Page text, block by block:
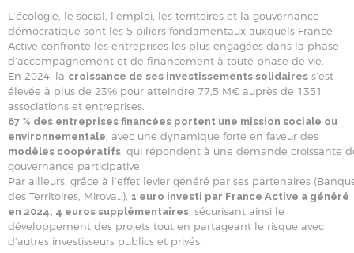
L’écologie, le social, l’emploi, les territoires et la gouvernance
démocratique sont les 5 piliers fondamentaux auxquels France
Active confronte les entreprises les plus engagées dans la phase
d’accompagnement et de financement à toute phase de vie.
En 2024, la croissance de ses investissements solidaires s’est
élevée à plus de 23% pour atteindre 77,5 M€ auprès de 1351
associations et entreprises.
67 % des entreprises financées portent une mission sociale ou
environnementale , avec une dynamique forte en faveur des
modèles coopératifs , qui répondent à une demande croissante
gouvernance participative.
Par ailleurs, grâce à l’effet levier généré par ses partenaires
des Territoires, Mirova…), 1 euro investi par France Active a généré
en 2024, 4 euros supplémentaires , sécurisant ainsi le
développement des projets tout en partageant le risque avec
d’autres investisseurs publics et privés.